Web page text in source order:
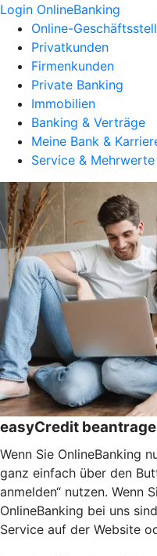
Login OnlineBanking
Online-
Privatkunden
Firmenkunden
Private Banking
Immobilien
Banking & Verträge
Meine Bank &
Service & Mehrwerte
easyCredit
Wenn Sie OnlineBanking
ganz einfach über den
anmelden“ nutzen. Wenn
OnlineBanking bei uns
Service auf der Website